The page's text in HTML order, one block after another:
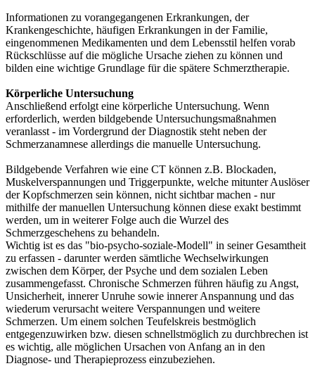
Informationen zu vorangegangenen Erkrankungen, der
Krankengeschichte, häufigen Erkrankungen in der Familie,
eingenommenen Medikamenten und dem Lebensstil helfen vorab
Rückschlüsse auf die mögliche Ursache ziehen zu können und
bilden eine wichtige Grundlage für die spätere Schmerztherapie.
Körperliche Untersuchung
Anschließend erfolgt eine körperliche Untersuchung. Wenn
erforderlich, werden bildgebende Untersuchungsmaßnahmen
veranlasst - im Vordergrund der Diagnostik steht neben der
Schmerzanamnese allerdings die manuelle Untersuchung.
Bildgebende Verfahren wie eine CT können z.B. Blockaden,
Muskelverspannungen und Triggerpunkte, welche mitunter Auslöser
der Kopfschmerzen sein können, nicht sichtbar machen - nur
mithilfe der manuellen Untersuchung können diese exakt bestimmt
werden, um in weiterer Folge auch die Wurzel des
Schmerzgeschehens zu behandeln.
Wichtig ist es das "bio-psycho-soziale-Modell" in seiner Gesamtheit
zu erfassen - darunter werden sämtliche Wechselwirkungen
zwischen dem Körper, der Psyche und dem sozialen Leben
zusammengefasst. Chronische Schmerzen führen häufig zu Angst,
Unsicherheit, innerer Unruhe sowie innerer Anspannung und das
wiederum verursacht weitere Verspannungen und weitere
Schmerzen. Um einem solchen Teufelskreis bestmöglich
entgegenzuwirken bzw. diesen schnellstmöglich zu durchbrechen ist
es wichtig, alle möglichen Ursachen von Anfang an in den
Diagnose- und Therapieprozess einzubeziehen.